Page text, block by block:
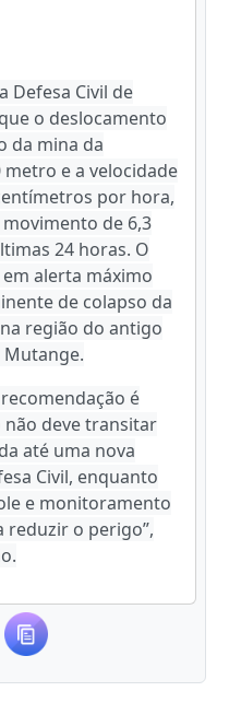
Defesa Civil de
o deslocamento
da mina da
metro e a velocidade
por hora,
de 6,3
24 horas. O
alerta máximo
de colapso da
região do antigo
Mutange.
é
não deve transitar
até uma nova
Civil, enquanto
e monitoramento
reduzir o perigo”,